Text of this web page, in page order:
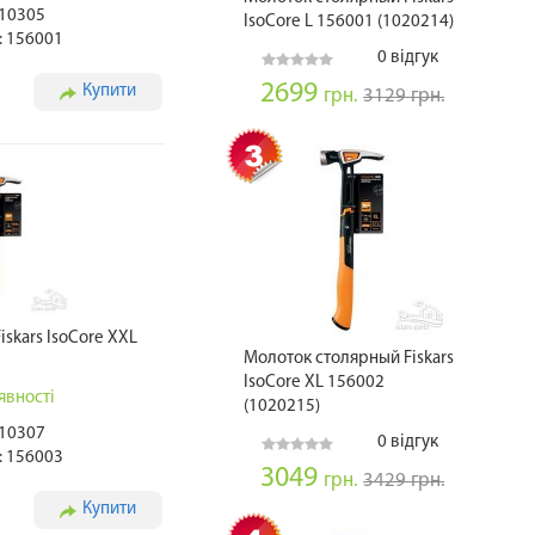
156001
Купити
IsoCore XXL
156003
Купити
IsoCore L 156001 (1020214)
0 відгук
2699 грн. 3129 грн.
Молоток столярный Fiskars
IsoCore XL 156002
(1020215)
0 відгук
3049 грн. 3429 грн.